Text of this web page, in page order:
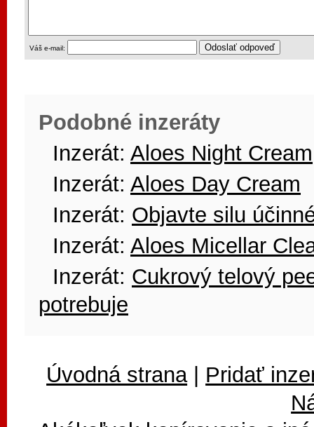
Váš e-mail:
Podobné inzeráty
Inzerát: Aloes Night Cream
Inzerát: Aloes Day Cream
Inzerát: Objavte silu
Inzerát: Aloes Micellar
Inzerát: Cukrový telový
potrebuje
Úvodná strana| Pridať